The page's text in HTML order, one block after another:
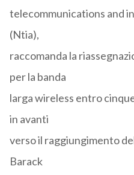
telecommunications and
(Ntia),
raccomanda la
per la banda
larga wireless entro
in avanti
verso il raggiungimento
Barack